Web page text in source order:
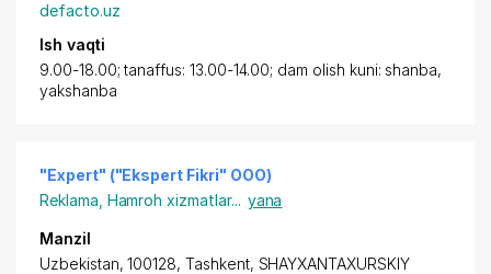
defacto.uz
Ish vaqti
9.00-18.00; tanaffus: 13.00-14.00; dam olish kuni: shanba,
yakshanba
"Expert" ("Ekspert Fikri" OOO)
Reklama Hamroh xizmatlar... yana
Manzil
Uzbekistan, 100128, Tashkent, SHAYXANTAXURSKIY